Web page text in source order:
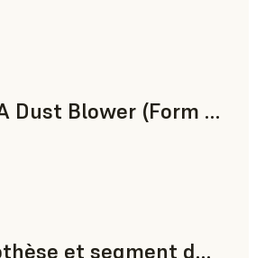
Flexible 80A Dust Blower (Form 4)
Base de prothèse et segment dentaire